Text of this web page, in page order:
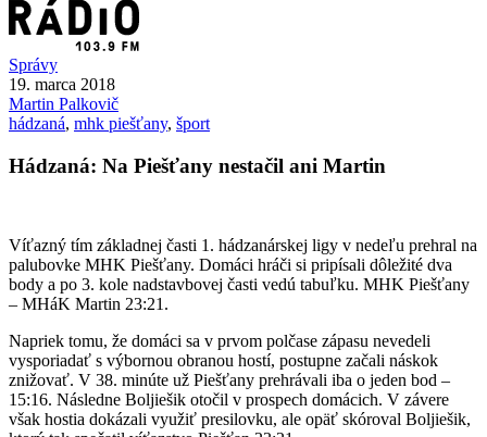
Správy
19. marca 2018
Martin Palkovič
hádzaná, mhk piešťany, šport
Hádzaná: Na Piešťany nestačil ani Martin
Víťazný tím základnej časti 1. hádzanárskej ligy v nedeľu prehral na
palubovke MHK Piešťany. Domáci hráči si pripísali dôležité dva
body a po 3. kole nadstavbovej časti vedú tabuľku. MHK Piešťany
– MHáK Martin 23:21.
Napriek tomu, že domáci sa v prvom polčase zápasu nevedeli
vysporiadať s výbornou obranou hostí, postupne začali náskok
znižovať. V 38. minúte už Piešťany prehrávali iba o jeden bod –
15:16. Následne Boljiešik otočil v prospech domácich. V závere
však hostia dokázali využiť presilovku, ale opäť skóroval Boljiešik,